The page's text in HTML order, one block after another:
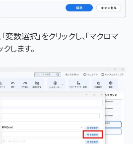
変数選択」をクリックし、「マクロマ
します。